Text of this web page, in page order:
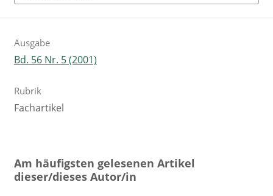
Ausgabe
Bd. 56 Nr. 5 (2001)
Rubrik
Fachartikel
Am häufigsten gelesenen Artikel
dieser/dieses Autor/in